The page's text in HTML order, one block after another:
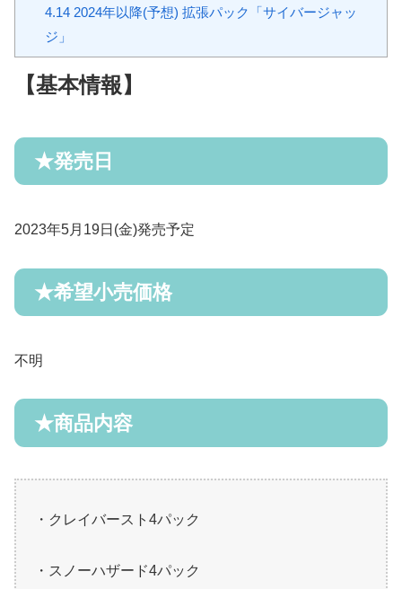
4.142024年以降(予想) 拡張パック「サイバージャッ
ジ」
【基本情報】
★発売日
2023年5月 19日(金)発売予定
★希望小売価格
不明
★商品内容
・クレイバースト 4パック
・スノーハザード4パック